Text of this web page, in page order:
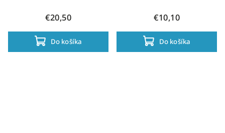
€20,50
Do košíka
€10,10
Do košíka